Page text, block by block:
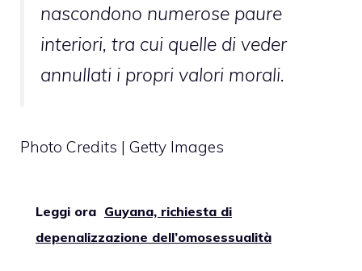
nascondono numerose paure
interiori, tra cui quelle di veder
annullati i propri valori morali.
Photo Credits | Getty Images
Leggi ora Guyana, richiesta di
depenalizzazione dell’omosessualità